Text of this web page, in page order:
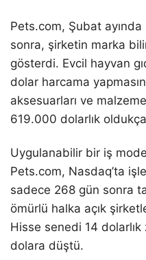
Pets.com, Şubat ayında
sonra, şirketin marka
gösterdi. Evcil hayvan
dolar harcama
aksesuarları ve
619.000 dolarlık
Uygulanabilir bir iş
Pets.com, Nasdaq’ta
sadece 268 gün sonra
ömürlü halka açık
Hisse senedi 14
dolara düştü.